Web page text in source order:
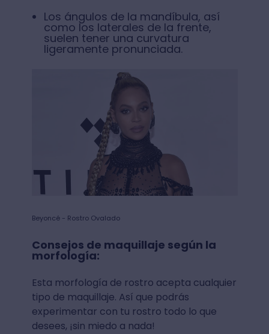
Los ángulos de la mandíbula, así
como los laterales de la frente,
suelen tener una curvatura
ligeramente pronunciada.
Beyoncé - Rostro Ovalado
Consejos de maquillaje según la
morfología:
Esta morfología de rostro acepta cualquier
tipo de maquillaje. Así que podrás
experimentar con tu rostro todo lo que
desees, ¡sin miedo a nada!